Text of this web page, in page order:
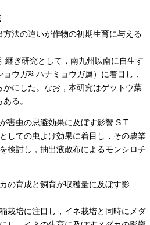
法の違いが作物の初期生育に与える
ぎ研究として，南九州以南に自生す
ウガ科ハナミョウガ属）に着目し，
にした。なお，本研究はゲットウ葉
る。
害虫の忌避効果に及ぼす影響 S.T.
しての虫よけ効果に着目し，その農業
検討し，抽出液散布によるモンシロチ
の育成と飼育が収穫量に及ぼす影
栽培に注目し，イネ栽培と同時にメダ